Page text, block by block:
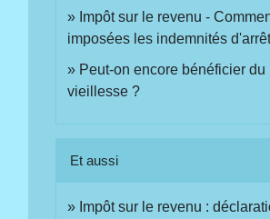
Impôt sur le revenu -
imposées les indemnités
Peut-on encore bénéficier du
vieillesse ?
Et aussi
Impôt sur le revenu :